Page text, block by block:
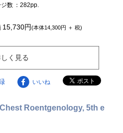
数 ：282pp.
15,730円(本体14,300円 ＋ 税)
く見る
いいね
Roentgenology, 5th e